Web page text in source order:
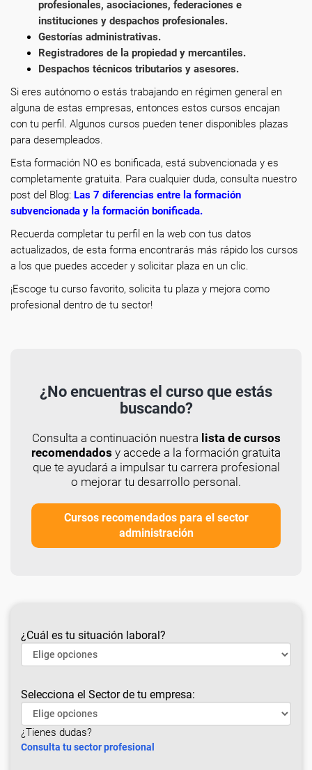
profesionales, asociaciones, federaciones e
instituciones y despachos profesionales.
Gestorías administrativas.
Registradores de la propiedad y mercantiles.
Despachos técnicos tributarios y asesores.
Si eres autónomo o estás trabajando en régimen general en
alguna de estas empresas, entonces estos cursos encajan
con tu perfil. Algunos cursos pueden tener disponibles plazas
para desempleados.
Esta formación NO es bonificada, está subvencionada y es
completamente gratuita. Para cualquier duda, consulta nuestro
post del Blog: Las 7 diferencias entre la formación
subvencionada y la formación bonificada.
Recuerda completar tu perfil en la web con tus datos
actualizados, de esta forma encontrarás más rápido los cursos
a los que puedes acceder y solicitar plaza en un clic.
¡Escoge tu curso favorito, solicita tu plaza y mejora como
profesional dentro de tu sector!
¿No encuentras el curso que estás
buscando?
Consulta a continuación nuestra lista de cursos
recomendados y accede a la formación gratuita
que te ayudará a impulsar tu carrera profesional
o mejorar tu desarrollo personal.
Cursos recomendados para el sector
administración
¿Cuál es tu situación laboral?
Selecciona el Sector de tu empresa:
¿Tienes dudas?
Consulta tu sector profesional